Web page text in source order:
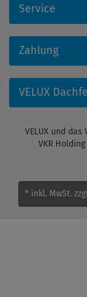
Service
Zahlung
VELUX
VELUX und
VKR
* inkl. MwSt.